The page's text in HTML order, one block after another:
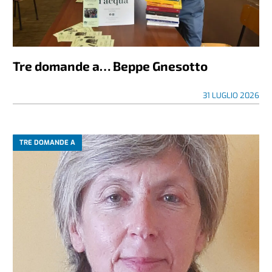
Tre domande a… Beppe Gnesotto
31 LUGLIO 2026
TRE DOMANDE A